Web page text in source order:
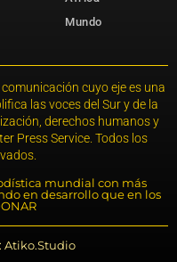
Mundo
cuyo eje es una
las voces del Sur y de la
derechos humanos y
Press Service. Todos los
mundial con más
en desarrollo que en los
Atiko.Studio